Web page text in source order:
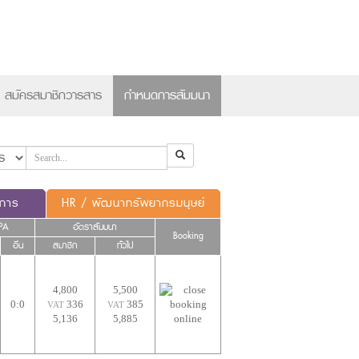
สมัครสมาชิกวารสาร กำหนดการสัมมนา
าร HR / พัฒนาทรัพยากรมนุษย์
อัตราสัมมนา
Booking
อื่น สมาชิก ทั่วไป
0:0
4,800
VAT336
5,136
5,500
VAT385
5,885